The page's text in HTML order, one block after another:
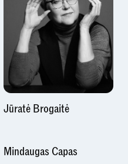
Jūratė Brogaitė
Mindaugas Capas